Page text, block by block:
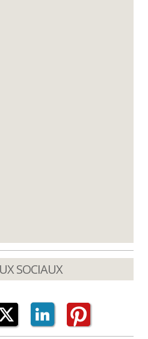
SOCIAUX